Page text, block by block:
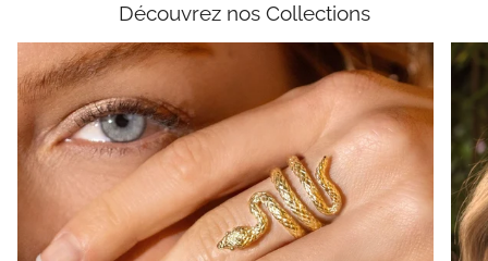
Découvrez nos Collections